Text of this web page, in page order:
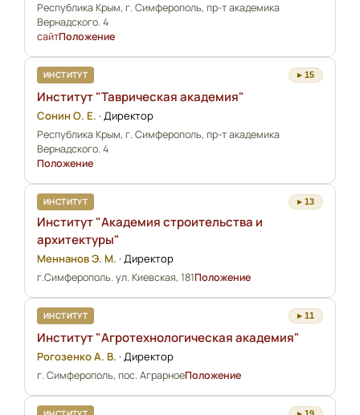
Республика Крым, г. Симферополь, пр-т академика
Вернадского. 4
сайтПоложение
ИНСТИТУТ ▸ 15
Институт "Таврическая академия"
Сонин О. Е. · Директор
Республика Крым, г. Симферополь, пр-т академика
Вернадского. 4
Положение
ИНСТИТУТ ▸ 13
Институт "Академия строительства и
архитектуры"
Меннанов Э. М. · Директор
г.Симферополь. ул. Киевская, 181Положение
ИНСТИТУТ ▸ 11
Институт "Агротехнологическая академия"
Рогозенко А. В. · Директор
г. Симферополь, пос. АграрноеПоложение